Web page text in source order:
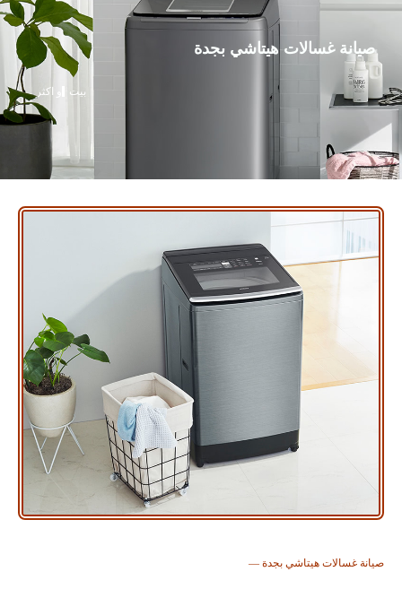
صيانة غسالات هيتاشي بجدة
و اكثر بيت
— صيانة غسالات هيتاشي بجدة